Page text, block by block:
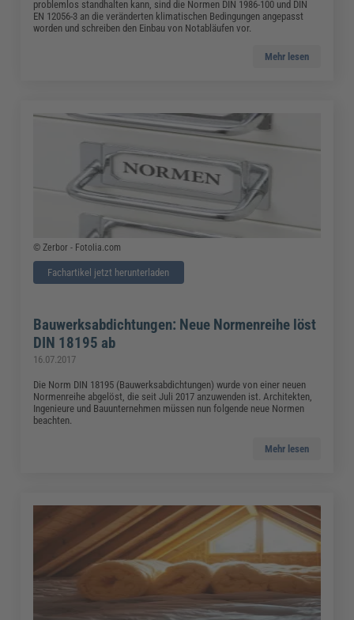
problemlos standhalten kann, sind die Normen DIN 1986-100 und DIN
EN 12056-3 an die veränderten klimatischen Bedingungen angepasst
worden und schreiben den Einbau von Notabläufen vor.
Mehr lesen
© Zerbor - Fotolia.com
Fachartikel jetzt herunterladen
Bauwerksabdichtungen: Neue Normenreihe löst
DIN 18195 ab
16.07.2017
Die Norm DIN 18195 (Bauwerksabdichtungen) wurde von einer neuen
Normenreihe abgelöst, die seit Juli 2017 anzuwenden ist. Architekten,
Ingenieure und Bauunternehmen müssen nun folgende neue Normen
beachten.
Mehr lesen